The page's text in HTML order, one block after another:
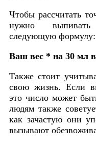
Чтобы рассчитать
нужно выпивать
следующую формулу:
Ваш вес * на 30 мл
Также стоит
свою жизнь. Если
это число может
людям также
как зачастую они
вызывают